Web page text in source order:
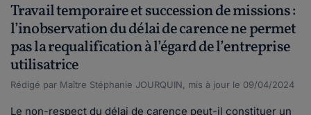
Travail temporaire et succession de missions :
l’inobservation du délai de carence ne permet
pas la requalification à l’égard de l’entreprise
utilisatrice
Rédigé par Maître Stéphanie JOURQUIN, mis à jour le 09/04/2024
Le non-respect du délai de carence peut-il constituer un